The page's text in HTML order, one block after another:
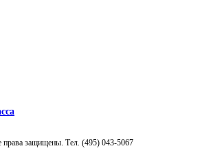
защищены. Тел. (495) 043-5067